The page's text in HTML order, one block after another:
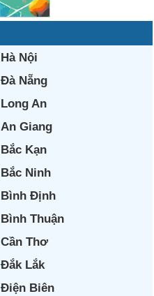
Hà Nội
Đà Nẵng
Long An
An Giang
Bắc Kạn
Bắc Ninh
Bình Định
Bình Thuận
Cần Thơ
Đắk Lắk
Điện Biên